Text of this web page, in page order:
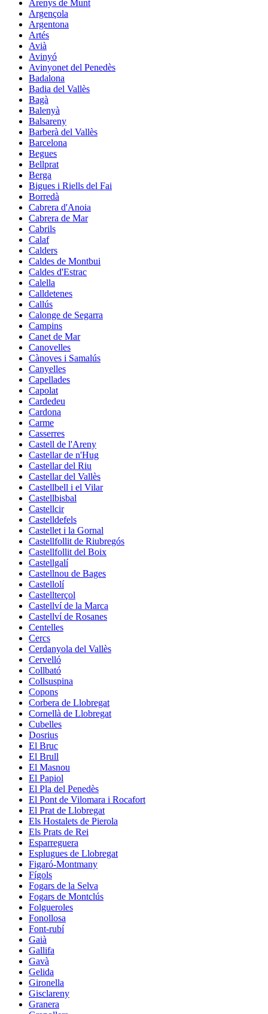
Arenys de Munt
Argençola
Argentona
Artés
Avià
Avinyó
Avinyonet del Penedès
Badalona
Badia del Vallès
Bagà
Balenyà
Balsareny
Barberà del Vallès
Barcelona
Begues
Bellprat
Berga
Bigues i Riells del Fai
Borredà
Cabrera d'Anoia
Cabrera de Mar
Cabrils
Calaf
Calders
Caldes de Montbui
Caldes d'Estrac
Calella
Calldetenes
Callús
Calonge de Segarra
Campins
Canet de Mar
Canovelles
Cànoves i Samalús
Canyelles
Capellades
Capolat
Cardedeu
Cardona
Carme
Casserres
Castell de l'Areny
Castellar de n'Hug
Castellar del Riu
Castellar del Vallès
Castellbell i el Vilar
Castellbisbal
Castellcir
Castelldefels
Castellet i la Gornal
Castellfollit de Riubregós
Castellfollit del Boix
Castellgalí
Castellnou de Bages
Castellolí
Castellterçol
Castellví de la Marca
Castellví de Rosanes
Centelles
Cercs
Cerdanyola del Vallès
Cervelló
Collbató
Collsuspina
Copons
Corbera de Llobregat
Cornellà de Llobregat
Cubelles
Dosrius
El Bruc
El Brull
El Masnou
El Papiol
El Pla del Penedès
El Pont de Vilomara i Rocafort
El Prat de Llobregat
Els Hostalets de Pierola
Els Prats de Rei
Esparreguera
Esplugues de Llobregat
Figaró-Montmany
Fígols
Fogars de la Selva
Fogars de Montclús
Folgueroles
Fonollosa
Font-rubí
Gaià
Gallifa
Gavà
Gelida
Gironella
Gisclareny
Granera